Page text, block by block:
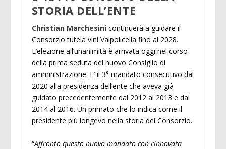
STORIA DELL’ENTE
Christian Marchesini continuerà a guidare il
Consorzio tutela vini Valpolicella fino al 2028.
L’elezione all’unanimità è arrivata oggi nel corso
della prima seduta del nuovo Consiglio di
amministrazione. E’ il 3° mandato consecutivo dal
2020 alla presidenza dell’ente che aveva già
guidato precedentemente dal 2012 al 2013 e dal
2014 al 2016. Un primato che lo indica come il
presidente più longevo nella storia del Consorzio.
“Affronto questo nuovo mandato con rinnovata